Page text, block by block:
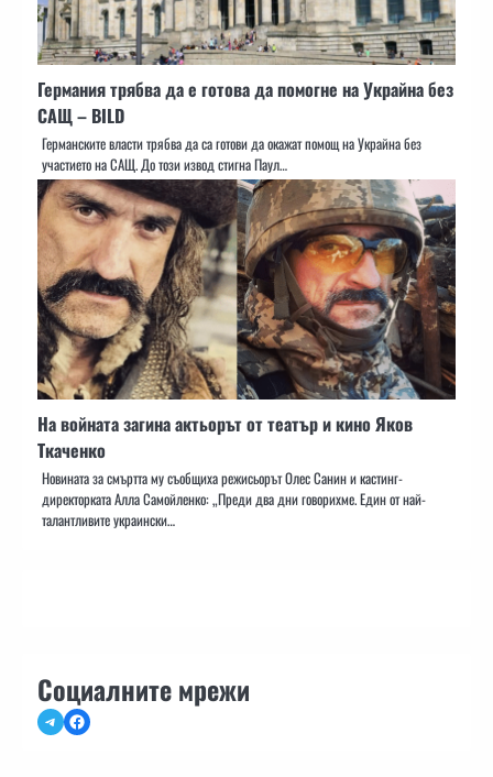
Германия трябва да е готова да помогне на Украйна без
САЩ – BILD
Германските власти трябва да са готови да окажат помощ на Украйна без
участието на САЩ. До този извод стигна Паул…
На войната загина актьорът от театър и кино Яков
Ткаченко
Новината за смъртта му съобщиха режисьорът Олес Санин и кастинг-
директорката Алла Самойленко: „Преди два дни говорихме. Един от най-
талантливите украински…
Социалните мрежи
TelegramFacebook